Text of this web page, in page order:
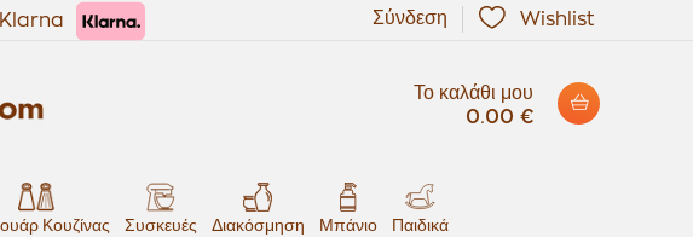
Klarna Wishlist
Σύνδεση
Το καλάθι μου
0.00 €
Κουζίνας Συσκευές Διακόσμηση Μπάνιο Παιδικά